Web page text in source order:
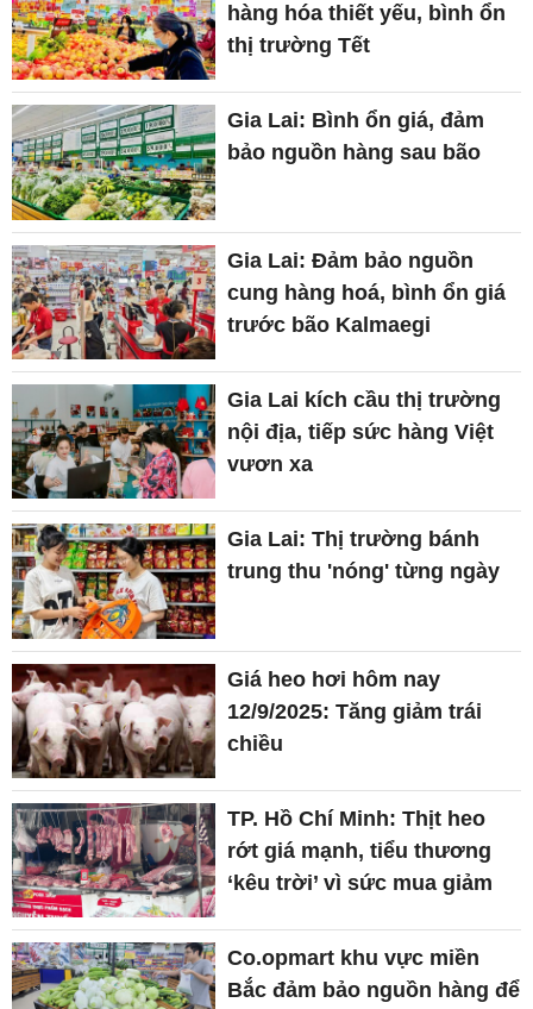
hàng hóa thiết yếu, bình ổn
thị trường Tết
Gia Lai: Bình ổn giá, đảm
bảo nguồn hàng sau bão
Gia Lai: Đảm bảo nguồn
cung hàng hoá, bình ổn giá
trước bão Kalmaegi
Gia Lai kích cầu thị trường
nội địa, tiếp sức hàng Việt
vươn xa
Gia Lai: Thị trường bánh
trung thu 'nóng' từng ngày
Giá heo hơi hôm nay
12/9/2025: Tăng giảm trái
chiều
TP. Hồ Chí Minh: Thịt heo
rớt giá mạnh, tiểu thương
‘kêu trời’ vì sức mua giảm
Co.opmart khu vực miền
Bắc đảm bảo nguồn hàng để